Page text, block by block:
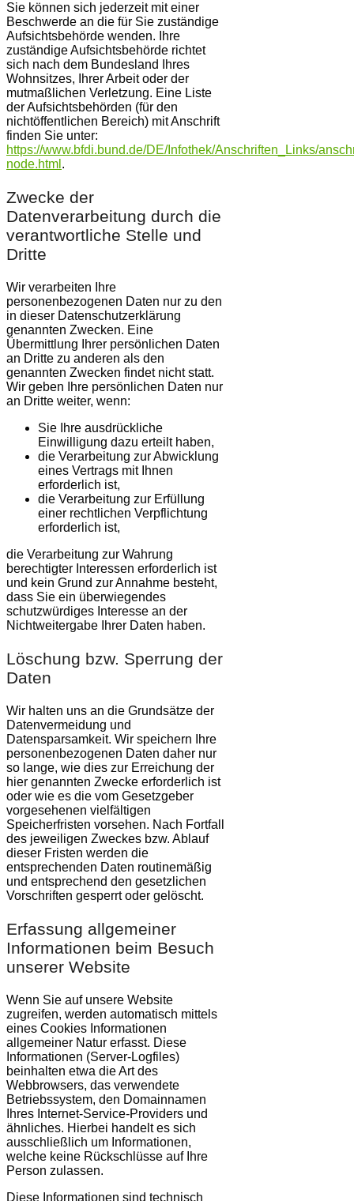
Sie können sich jederzeit mit einer
Beschwerde an die für Sie zuständige
Aufsichtsbehörde wenden. Ihre
zuständige Aufsichtsbehörde richtet
sich nach dem Bundesland Ihres
Wohnsitzes, Ihrer Arbeit oder der
mutmaßlichen Verletzung. Eine Liste
der Aufsichtsbehörden (für den
nichtöffentlichen Bereich) mit Anschrift
finden Sie unter:
https://www.bfdi.bund.de/DE/Infothek/Anschriften_Links/
node.html .
Zwecke der
Datenverarbeitung durch die
verantwortliche Stelle und
Dritte
Wir verarbeiten Ihre
personenbezogenen Daten nur zu den
in dieser Datenschutzerklärung
genannten Zwecken. Eine
Übermittlung Ihrer persönlichen Daten
an Dritte zu anderen als den
genannten Zwecken findet nicht statt.
Wir geben Ihre persönlichen Daten nur
an Dritte weiter, wenn:
Sie Ihre ausdrückliche
Einwilligung dazu erteilt haben,
die Verarbeitung zur Abwicklung
eines Vertrags mit Ihnen
erforderlich ist,
die Verarbeitung zur Erfüllung
einer rechtlichen Verpflichtung
erforderlich ist,
die Verarbeitung zur Wahrung
berechtigter Interessen erforderlich ist
und kein Grund zur Annahme besteht,
dass Sie ein überwiegendes
schutzwürdiges Interesse an der
Nichtweitergabe Ihrer Daten haben.
Löschung bzw. Sperrung der
Daten
Wir halten uns an die Grundsätze der
Datenvermeidung und
Datensparsamkeit. Wir speichern Ihre
personenbezogenen Daten daher nur
so lange, wie dies zur Erreichung der
hier genannten Zwecke erforderlich ist
oder wie es die vom Gesetzgeber
vorgesehenen vielfältigen
Speicherfristen vorsehen. Nach Fortfall
des jeweiligen Zweckes bzw. Ablauf
dieser Fristen werden die
entsprechenden Daten routinemäßig
und entsprechend den gesetzlichen
Vorschriften gesperrt oder gelöscht.
Erfassung allgemeiner
Informationen beim Besuch
unserer Website
Wenn Sie auf unsere Website
zugreifen, werden automatisch mittels
eines Cookies Informationen
allgemeiner Natur erfasst. Diese
Informationen (Server-Logfiles)
beinhalten etwa die Art des
Webbrowsers, das verwendete
Betriebssystem, den Domainnamen
Ihres Internet-Service-Providers und
ähnliches. Hierbei handelt es sich
ausschließlich um Informationen,
welche keine Rückschlüsse auf Ihre
Person zulassen.
Diese Informationen sind technisch